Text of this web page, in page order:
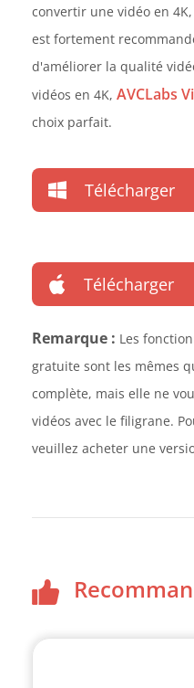
convertir une vidéo en 4K,
est fortement
d'améliorer la qualité
vidéos en 4K, AVCLabs
choix parfait.
Télécharger
Télécharger
Remarque : Les
gratuite sont les mêmes
complète, mais elle ne
vidéos avec le filigrane.
veuillez acheter une